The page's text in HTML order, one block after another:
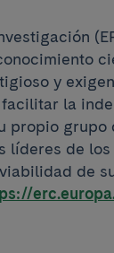
y
facilitar la
propio grupo
líderes de
de